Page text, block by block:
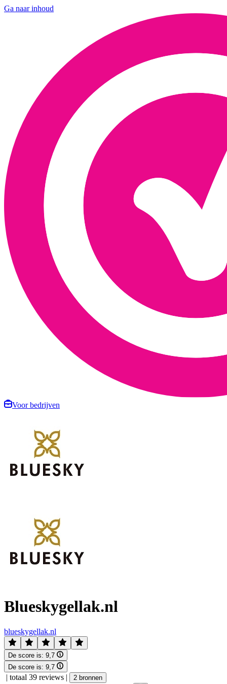
Ga naar inhoud
Voor bedrijven
Blueskygellak.nl
blueskygellak.nl
De score is: 9,7
De score is: 9,7
| totaal 39 reviews | 2 bronnen